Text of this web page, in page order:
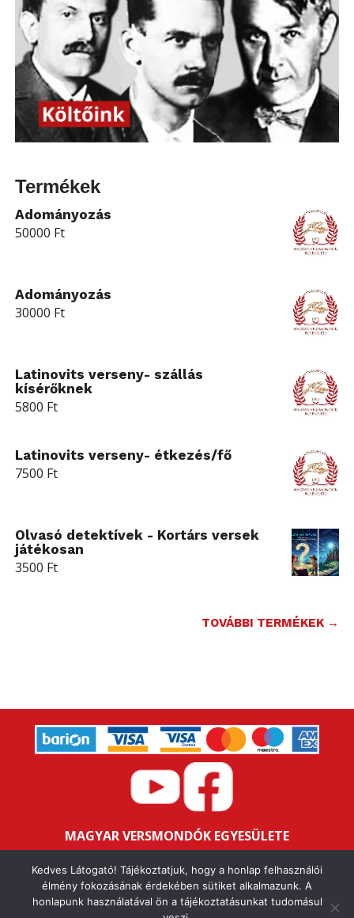
Termékek
Adományozás
50000 Ft
Adományozás
30000 Ft
Latinovits verseny- szállás
kísérőknek
5800 Ft
Latinovits verseny- étkezés/fő
7500 Ft
Olvasó detektívek - Kortárs versek
játékosan
3500 Ft
TOVÁBBI TERMÉKEK →
MAGYAR VERSMONDÓK EGYESÜLETE
Bankszámlaszám: 16200106-11646259
Adószám: 18047352-1-43
Kedves Látogató! Tájékoztatjuk, hogy a honlap felhasználói
élmény fokozásának érdekében sütiket alkalmazunk. A
honlapunk használatával ön a tájékoztatásunkat tudomásul